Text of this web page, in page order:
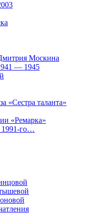
Москина
— 1945
«Сестра таланта»
«Ремарка»
1991-го…